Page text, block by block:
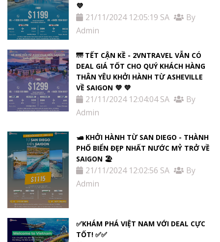
💜
21/11/2024 12:05:19 SA
By
Admin
🌁 TẾT CẬN KỀ - 2VNTRAVEL VẪN CÓ
DEAL GIÁ TỐT CHO QUÝ KHÁCH HÀNG
THÂN YÊU KHỞI HÀNH TỪ ASHEVILLE
VỀ SAIGON 💜 💜
21/11/2024 12:04:04 SA
By
Admin
🛥️ KHỞI HÀNH TỪ SAN DIEGO - THÀNH
PHỐ BIỂN ĐẸP NHẤT NƯỚC MỶ TRỞ VỀ
SAIGON 🏖️
21/11/2024 12:02:56 SA
By
Admin
✅KHÁM PHÁ VIỆT NAM VỚI DEAL CỰC
TỐT! ✅✅